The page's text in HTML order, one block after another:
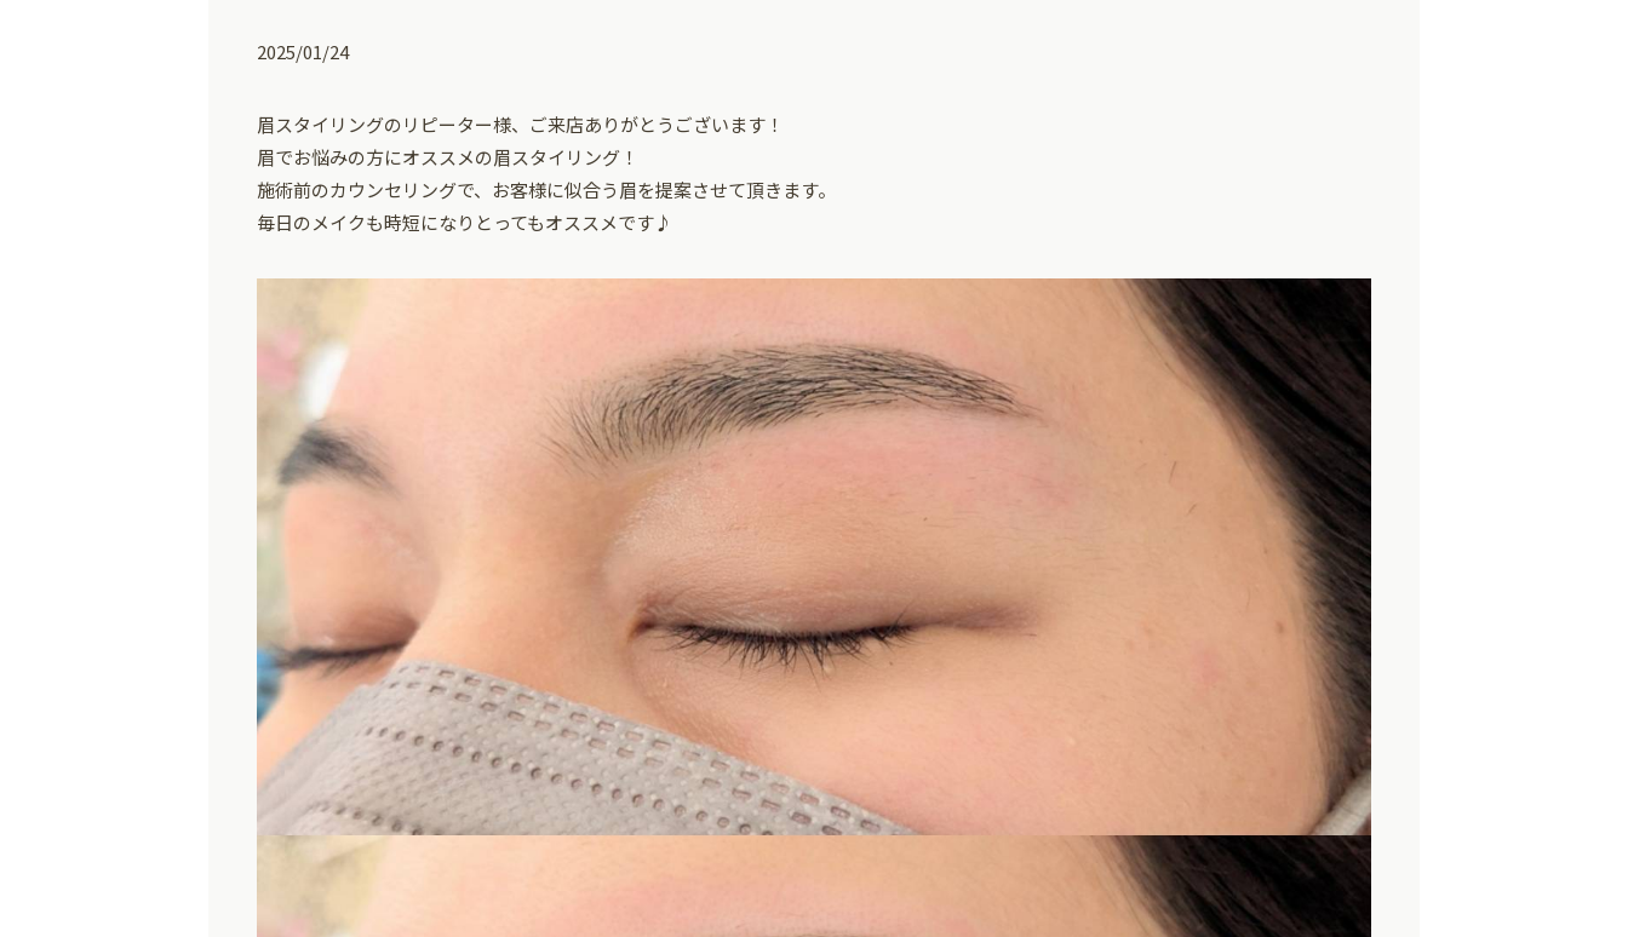
2025/01/24
眉スタイリングのリピーター様、ご来店ありがとうございます！
眉でお悩みの方にオススメの眉スタイリング！
施術前のカウンセリングで、お客様に似合う眉を提案させて頂きます。
毎日のメイクも時短になりとってもオススメです♪